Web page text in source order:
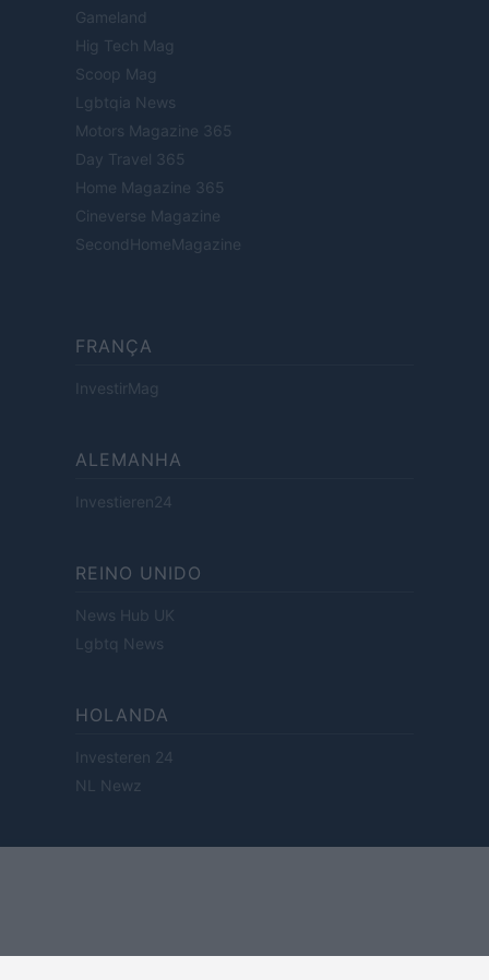
Gameland
Hig Tech Mag
Scoop Mag
Lgbtqia News
Motors Magazine 365
Day Travel 365
Home Magazine 365
Cineverse Magazine
SecondHomeMagazine
FRANÇA
InvestirMag
ALEMANHA
Investieren24
REINO UNIDO
News Hub UK
Lgbtq News
HOLANDA
Investeren 24
NL Newz